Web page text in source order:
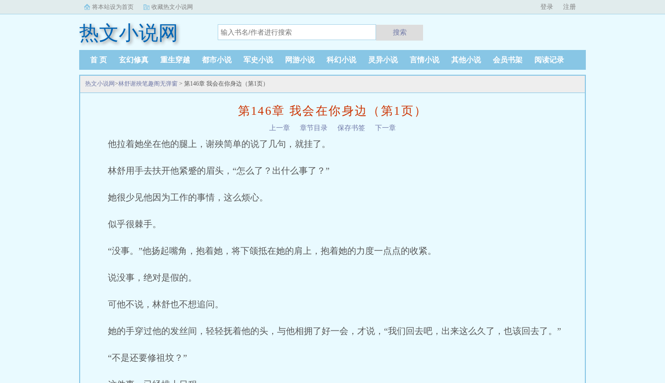
将本站设为首页 收藏热文小说网 登录 注册
热文小说网 搜索
首 页 玄幻修真 重生穿越 都市小说 军史小说 网游小说 科幻小说 灵异小说 言情小说 其他小说 会员书架 阅读记录
热文小说网>林舒谢殃笔趣阁无弹窗 > 第146章 我会在你身边（第1页）
第146章 我会在你身边（第1页）
上一章 章节目录 保存书签 下一章
他拉着她坐在他的腿上，谢殃简单的说了几句，就挂了。
林舒用手去扶开他紧蹙的眉头，“怎么了？出什么事了？”
她很少见他因为工作的事情，这么烦心。
似乎很棘手。
“没事。”他扬起嘴角，抱着她，将下颌抵在她的肩上，抱着她的力度一点点的收紧。
说没事，绝对是假的。
可他不说，林舒也不想追问。
她的手穿过他的发丝间，轻轻抚着他的头，与他相拥了好一会，才说，“我们回去吧，出来这么久了，也该回去了。”
“不是还要修祖坟？”